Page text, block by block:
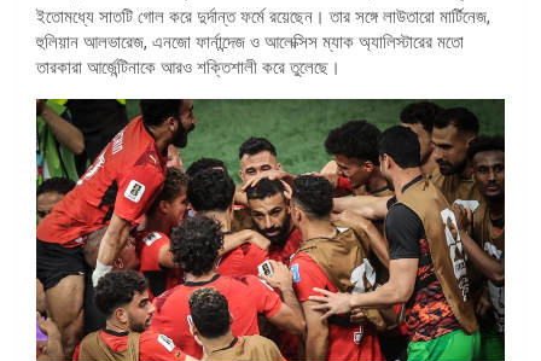
ইতোমধ্যে সাতটি গোল করে দুর্দান্ত ফর্মে রয়েছেন। তার সঙ্গে লাউতারো মার্টিনেজ,
হুলিয়ান আলভারেজ, এনজো ফার্নান্দেজ ও আলেক্সিস ম্যাক অ্যালিস্টারের মতো
তারকারা আর্জেন্টিনাকে আরও শক্তিশালী করে তুলেছে।